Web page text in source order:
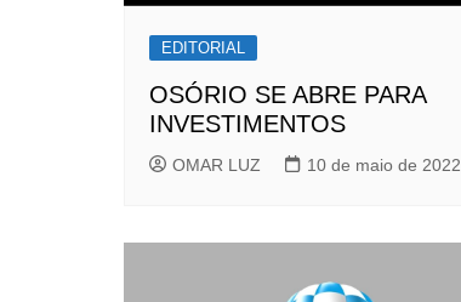
EDITORIAL
OSÓRIO SE ABRE PARA
INVESTIMENTOS
OMAR LUZ 10 de maio de 2022